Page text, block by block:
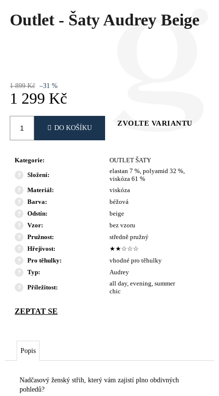
Outlet - Šaty Audrey Beige
1 899 Kč –31 %
1 299 Kč
DO KOŠÍKU
ZVOLTE VARIANTU
Kategorie:
OUTLET ŠATY
Složení:
elastan 7 %, polyamid 32 %,
viskóza 61 %
Materiál:
viskóza
Barva:
béžová
Odstín:
beige
Vzor:
bez vzoru
Pružnost:
středně pružný
Hřejivost:
★★☆☆☆
Pro těhulky:
vhodné pro těhulky
Typ: Audrey
Příležitost:
all day, evening, summer
chic
Popis
Nadčasový ženský střih, který vám zajistí plno obdivných
pohledů?
U
J